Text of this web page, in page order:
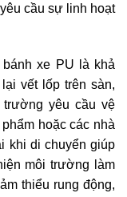
cầu sự linh hoạt
xe PU là khả
vết lốp trên sàn,
trường yêu cầu vệ
hoặc các nhà
khi di chuyển giúp
môi trường làm
thiểu rung động,